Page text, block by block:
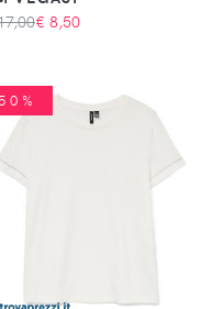
€ 8,50